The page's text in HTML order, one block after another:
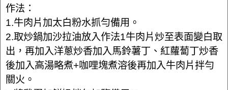
作法：
1.牛肉片加太白粉水抓勻備用。
2.取炒鍋加沙拉油放入作法1牛肉片炒至表面變白取
出，再加入洋蔥炒香加入馬鈴薯丁、紅蘿蔔丁炒香
後加入高湯略煮+咖哩塊煮溶後再加入牛肉片拌勻
關火。